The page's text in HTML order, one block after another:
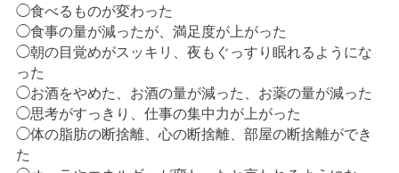
◯食べるものが変わった
◯食事の量が減ったが、満足度が上がった
◯朝の目覚めがスッキリ、夜もぐっすり眠れるようにな
った
◯お酒をやめた、お酒の量が減った、お薬の量が減った
◯思考がすっきり、仕事の集中力が上がった
◯体の脂肪の断捨離、心の断捨離、部屋の断捨離ができ
た